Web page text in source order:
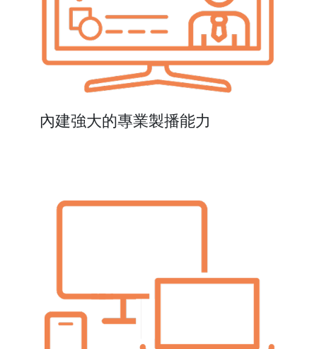
內建強大的專業製播能力